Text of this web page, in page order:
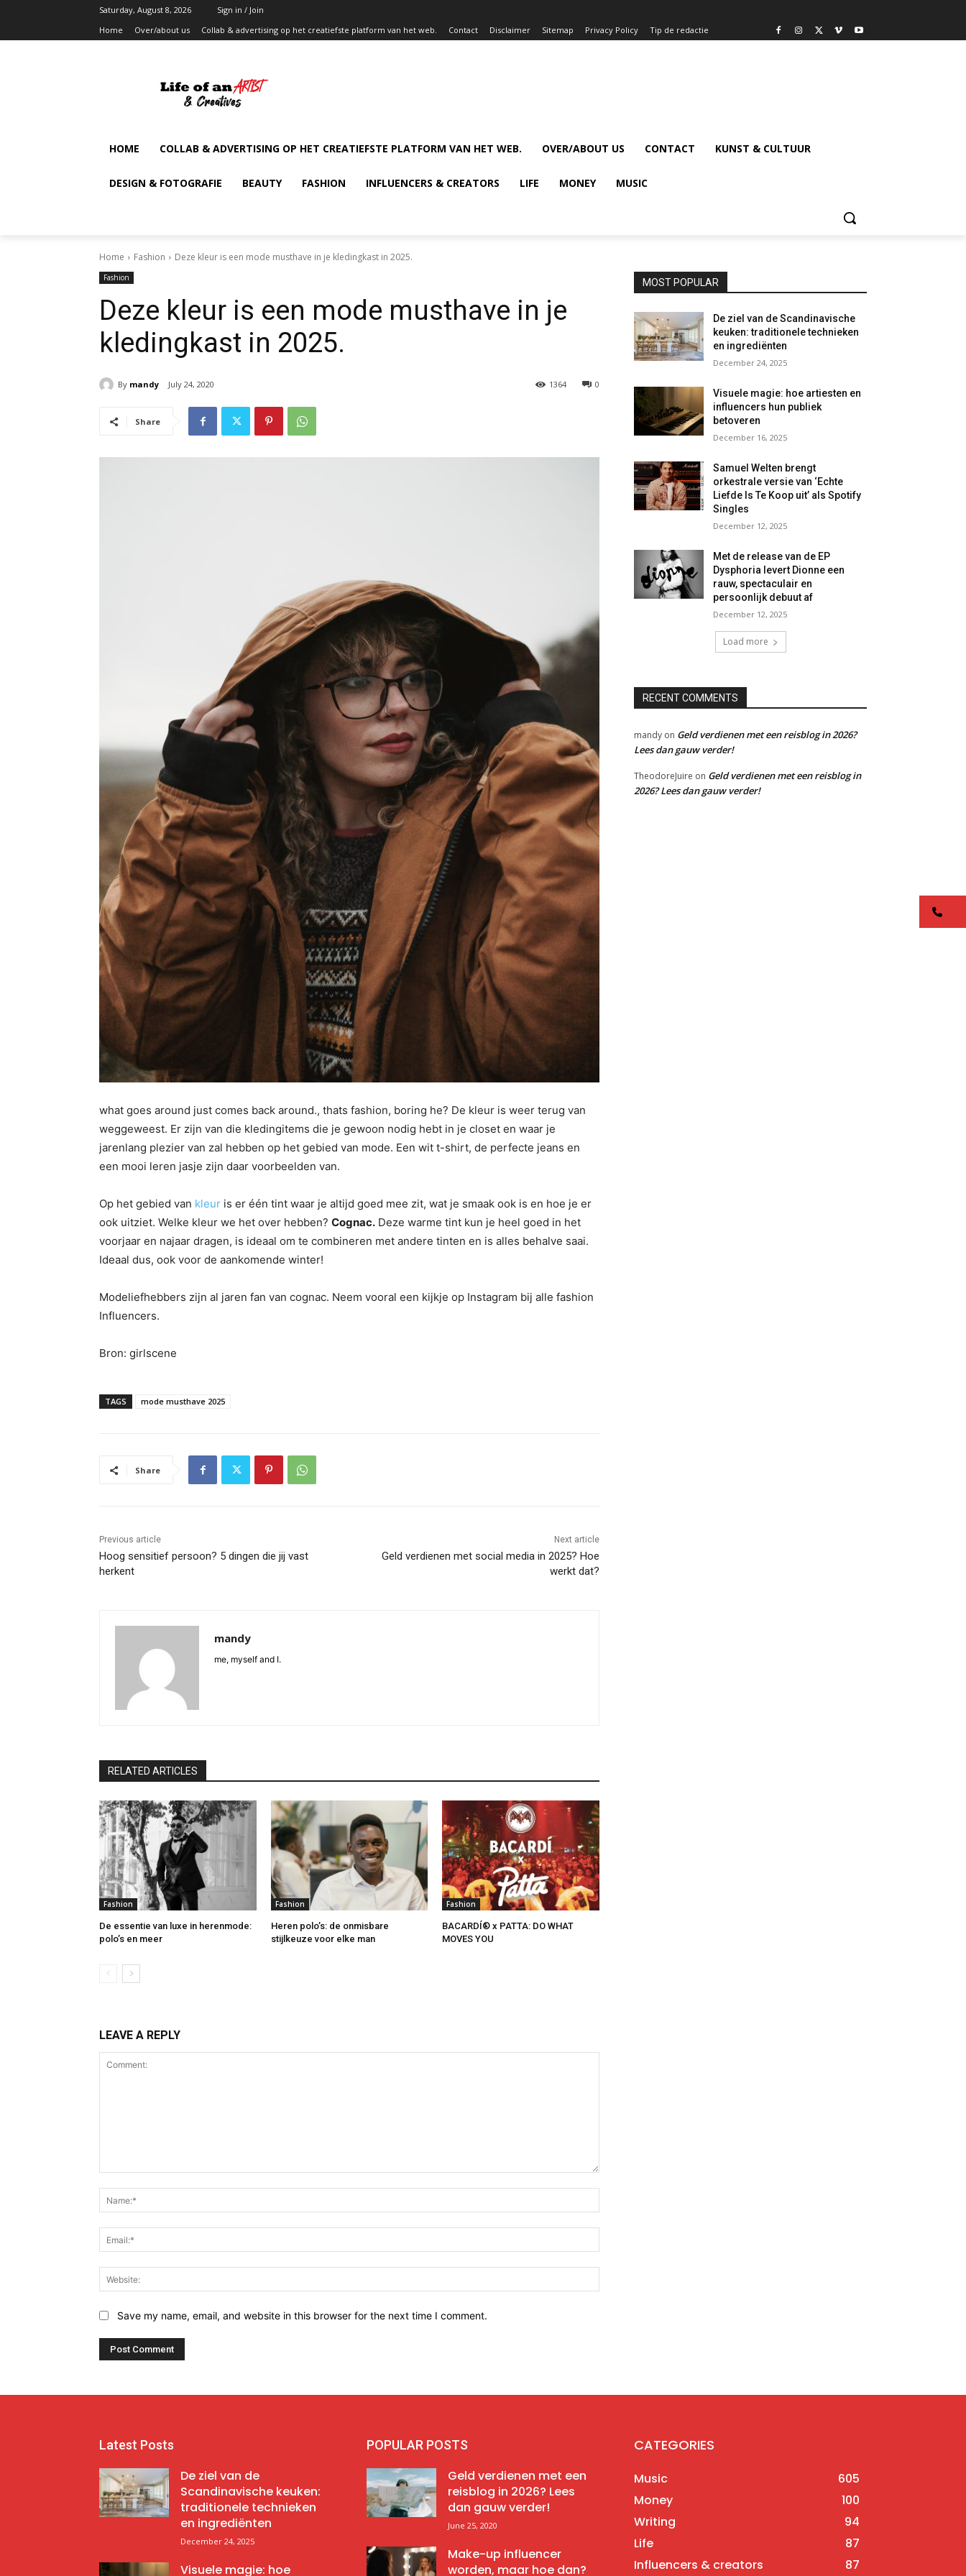
Saturday, August 8, 2026
Sign in / Join
Home
Over/about us Collab & advertising op het creatiefste platform van het web. Contact Disclaimer Sitemap Privacy Policy Tip de redactie
HOME COLLAB & ADVERTISING OP HET CREATIEFSTE PLATFORM VAN HET WEB. OVER/ABOUT US CONTACT KUNST & CULTUUR
DESIGN & FOTOGRAFIE BEAUTY FASHION INFLUENCERS & CREATORS LIFE MONEY MUSIC
Home Fashion Deze kleur is een mode musthave in je kledingkast in 2025.
Fashion
Deze kleur is een mode musthave in je
kledingkast in 2025.
By mandy July 24, 2020 0
1364
Share
what goes around just comes back around., thats fashion, boring he? De kleur is weer terug van
weggeweest. Er zijn van die kledingitems die je gewoon nodig hebt in je closet en waar je
jarenlang plezier van zal hebben op het gebied van mode. Een wit t-shirt, de perfecte jeans en
een mooi leren jasje zijn daar voorbeelden van.
Op het gebied van kleur is er één tint waar je altijd goed mee zit, wat je smaak ook is en hoe je er
ook uitziet. Welke kleur we het over hebben? Cognac. Deze warme tint kun je heel goed in het
voorjaar en najaar dragen, is ideaal om te combineren met andere tinten en is alles behalve saai.
Ideaal dus, ook voor de aankomende winter!
Modeliefhebbers zijn al jaren fan van cognac. Neem vooral een kijkje op Instagram bij alle fashion
Influencers.
Bron: girlscene
TAGS mode musthave 2025
Share
Previous article
Hoog sensitief persoon? 5 dingen die jij vast
herkent
Next article
Geld verdienen met social media in 2025? Hoe
werkt dat?
mandy
me, myself and I.
RELATED ARTICLES
Fashion
De essentie van luxe in herenmode:
polo’s en meer
Fashion
Heren polo’s: de onmisbare
stijlkeuze voor elke man
Fashion
BACARDÍ® x PATTA: DO WHAT
MOVES YOU
LEAVE A REPLY
Save my name, email, and website in this browser for the next time I comment.
MOST POPULAR
De ziel van de Scandinavische
keuken: traditionele technieken
en ingrediënten
December 24, 2025
Visuele magie: hoe artiesten en
influencers hun publiek
betoveren
December 16, 2025
Samuel Welten brengt
orkestrale versie van ‘Echte
Liefde Is Te Koop uit’ als Spotify
Singles
December 12, 2025
Met de release van de EP
Dysphoria levert Dionne een
rauw, spectaculair en
persoonlijk debuut af
December 12, 2025
Load more
RECENT COMMENTS
mandy on Geld verdienen met een reisblog in 2026?
Lees dan gauw verder!
TheodoreJuire on Geld verdienen met een reisblog in
2026? Lees dan gauw verder!
Latest Posts
De ziel van de
Scandinavische keuken:
traditionele technieken
en ingrediënten
December 24, 2025
Visuele magie: hoe
POPULAR POSTS
Geld verdienen met een
reisblog in 2026? Lees
dan gauw verder!
June 25, 2020
Make-up influencer
worden, maar hoe dan?
CATEGORIES
Music
605
Money
100
Writing
94
Life
87
Influencers & creators
87